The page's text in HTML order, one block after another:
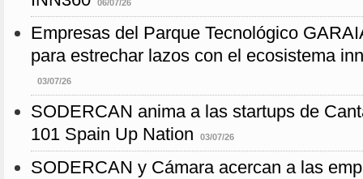
06/07/26
Empresas del Parque Tecnológico
para estrechar lazos con el ecosistema
03/07/26
SODERCAN anima a las startups de
101 Spain Up Nation
03/07/26
SODERCAN y Cámara acercan a las